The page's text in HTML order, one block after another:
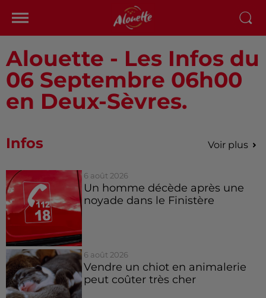
Alouette - Les Infos du
06 Septembre 06h00
en Deux-Sèvres.
Infos Voir plus
6 août 2026
Un homme décède après une
noyade dans le Finistère
6 août 2026
Vendre un chiot en animalerie
peut coûter très cher